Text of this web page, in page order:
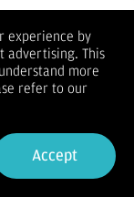
dilakukan Bank-
harga XAUUSD
emas dari
memberikan
tahun 2022-
menahan
turut pada bulan
pembelian
in
experience by
advertising. This
more
refer to our
Accept